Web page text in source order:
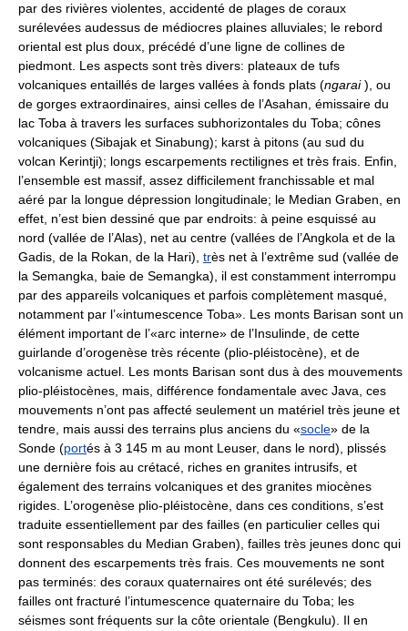
par des rivières violentes, accidenté de plages de coraux
surélevées audessus de médiocres plaines alluviales; le rebord
oriental est plus doux, précédé d’une ligne de collines de
piedmont. Les aspects sont très divers: plateaux de tufs
volcaniques entaillés de larges vallées à fonds plats (ngarai), ou
de gorges extraordinaires, ainsi celles de l’Asahan, émissaire du
lac Toba à travers les surfaces subhorizontales du Toba; cônes
volcaniques (Sibajak et Sinabung); karst à pitons (au sud du
volcan Kerintji); longs escarpements rectilignes et très frais. Enfin,
l’ensemble est massif, assez difficilement franchissable et mal
aéré par la longue dépression longitudinale; le Median Graben, en
effet, n’est bien dessiné que par endroits: à peine esquissé au
nord (vallée de l’Alas), net au centre (vallées de l’Angkola et de la
Gadis, de la Rokan, de la Hari), très net à l’extrême sud (vallée de
la Semangka, baie de Semangka), il est constamment interrompu
par des appareils volcaniques et parfois complètement masqué,
notamment par l’«intumescence Toba». Les monts Barisan sont un
élément important de l’«arc interne» de l’Insulinde, de cette
guirlande d’orogenèse très récente (plio-pléistocène), et de
volcanisme actuel. Les monts Barisan sont dus à des mouvements
plio-pléistocènes, mais, différence fondamentale avec Java, ces
mouvements n’ont pas affecté seulement un matériel très jeune et
tendre, mais aussi des terrains plus anciens du «socle» de la
Sonde (portés à 3 145 m au mont Leuser, dans le nord), plissés
une dernière fois au crétacé, riches en granites intrusifs, et
également des terrains volcaniques et des granites miocènes
rigides. L’orogenèse plio-pléistocène, dans ces conditions, s’est
traduite essentiellement par des failles (en particulier celles qui
sont responsables du Median Graben), failles très jeunes donc qui
donnent des escarpements très frais. Ces mouvements ne sont
pas terminés: des coraux quaternaires ont été surélevés; des
failles ont fracturé l’intumescence quaternaire du Toba; les
séismes sont fréquents sur la côte orientale (Bengkulu). Il en